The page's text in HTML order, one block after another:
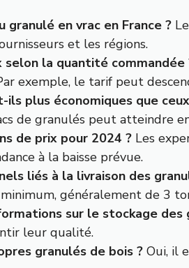
en vrac en France ?
et les régions.
la quantité commandée
exemple, le tarif peut
ils plus économiques que
de granulés peut atteindre
de prix pour 2024 ? Les
à la baisse prévue.
liés à la livraison des
généralement de 3
sur le stockage des
leur qualité.
granulés de bois ? Oui, il